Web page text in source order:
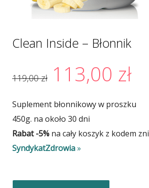
Clean Inside – Błonnik
119,00zł 113,00 zł
Suplement błonnikowy w proszku
450g. na około 30 dni
Rabat -5% na cały koszyk z kodem
SyndykatZdrowia»